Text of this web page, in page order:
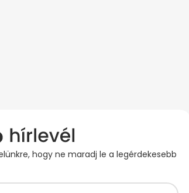
hogy ne maradj le a legérdekesebb